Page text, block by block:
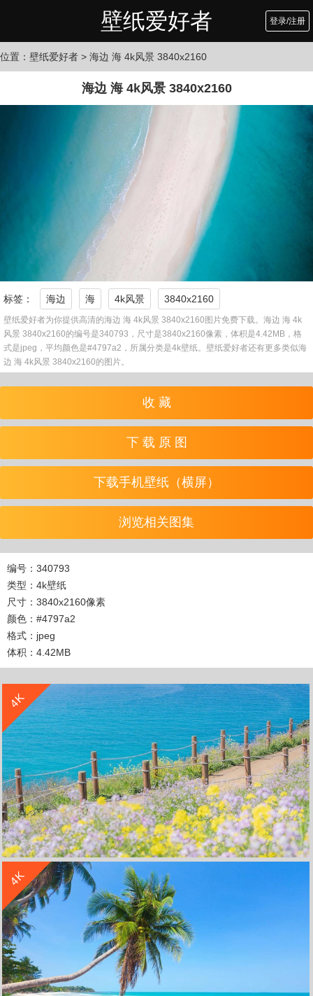
壁纸爱好者 登录/注册
位置： 壁纸爱好者 > 海边 海 4k风景 3840x2160
海边 海 4k风景 3840x2160
标签： 海边 海 4k风景 3840x2160
壁纸爱好者为你提供高清的海边 海 4k风景 3840x2160图片免费下载。海边 海 4k
风景 3840x2160的编号是340793，尺寸是3840x2160像素，体积是4.42MB，格
式是jpeg，平均颜色是#4797a2，所属分类是4k壁纸。壁纸爱好者还有更多类似海
边 海 4k风景 3840x2160的图片。
收 藏
下 载 原 图
下载手机壁纸（横屏）
浏览相关图集
编号：340793
类型：4k壁纸
尺寸：3840x2160像素
颜色：#4797a2
格式：jpeg
体积：4.42MB
4K
海边 鲜花 春天 4k风景 3840x2160
立 即 下 载
收 藏
4K
立 即 下 载
收 藏